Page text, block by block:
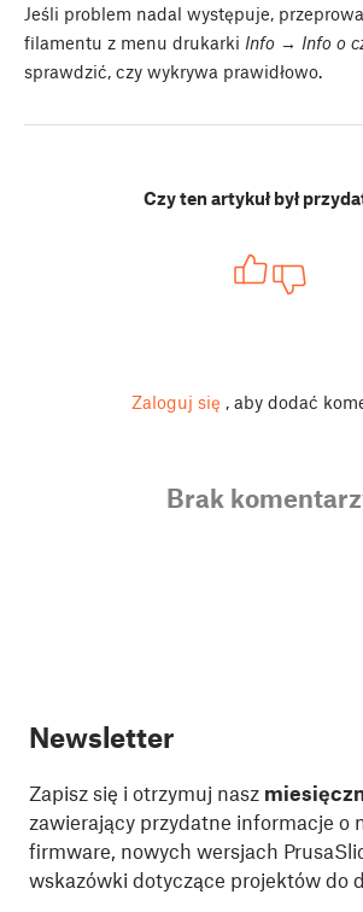
Jeśli problem nadal występuje,
filamentu z menu drukarki Info → Info o
sprawdzić, czy wykrywa prawidłowo.
Czy ten artykuł był
Zaloguj się , aby dodać
Brak
Newsletter
Zapisz się i otrzymuj nasz
zawierający przydatne informacje o
firmware, nowych wersjach
wskazówki dotyczące projektów do